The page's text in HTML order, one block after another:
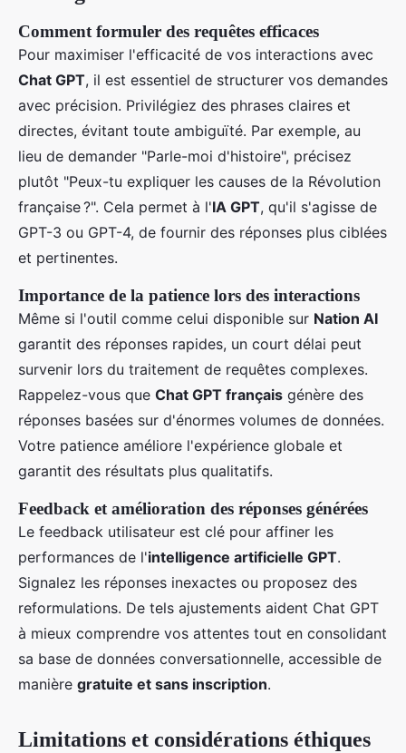
Comment formuler des requêtes efficaces
Pour maximiser l'efficacité de vos interactions avec
Chat GPT, il est essentiel de structurer vos demandes
avec précision. Privilégiez des phrases claires et
directes, évitant toute ambiguïté. Par exemple, au
lieu de demander "Parle-moi d'histoire", précisez
plutôt "Peux-tu expliquer les causes de la Révolution
française ?". Cela permet à l'IA GPT, qu'il s'agisse de
GPT-3 ou GPT-4, de fournir des réponses plus ciblées
et pertinentes.
Importance de la patience lors des interactions
Même si l'outil comme celui disponible sur Nation AI
garantit des réponses rapides, un court délai peut
survenir lors du traitement de requêtes complexes.
Rappelez-vous que Chat GPT français génère des
réponses basées sur d'énormes volumes de données.
Votre patience améliore l'expérience globale et
garantit des résultats plus qualitatifs.
Feedback et amélioration des réponses générées
Le feedback utilisateur est clé pour affiner les
performances de l'intelligence artificielle GPT.
Signalez les réponses inexactes ou proposez des
reformulations. De tels ajustements aident Chat GPT
à mieux comprendre vos attentes tout en consolidant
sa base de données conversationnelle, accessible de
manière gratuite et sans inscription.
Limitations et considérations éthiques